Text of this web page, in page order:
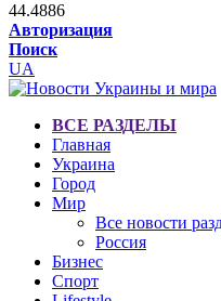
44.4886
Авторизация
Поиск
UA
ВСЕ РАЗДЕЛЫ
Главная
Украина
Город
Мир
Все новости
Россия
Бизнес
Спорт